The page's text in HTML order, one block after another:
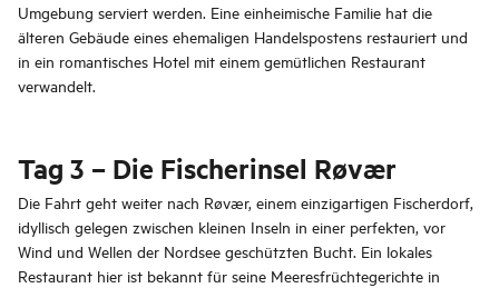
Umgebung serviert werden. Eine einheimische Familie hat die
älteren Gebäude eines ehemaligen Handelspostens restauriert und
in ein romantisches Hotel mit einem gemütlichen Restaurant
verwandelt.
Tag 3 – Die Fischerinsel Røvær
Die Fahrt geht weiter nach Røvær, einem einzigartigen Fischerdorf,
idyllisch gelegen zwischen kleinen Inseln in einer perfekten, vor
Wind und Wellen der Nordsee geschützten Bucht. Ein lokales
Restaurant hier ist bekannt für seine Meeresfrüchtegerichte in